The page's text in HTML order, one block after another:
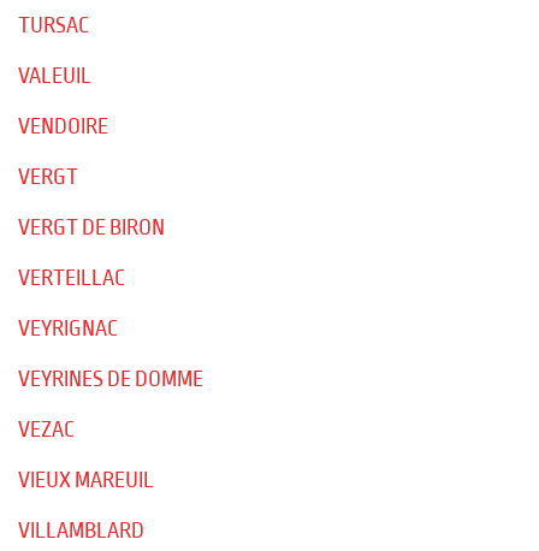
TURSAC
VALEUIL
VENDOIRE
VERGT
VERGT DE BIRON
VERTEILLAC
VEYRIGNAC
VEYRINES DE DOMME
VEZAC
VIEUX MAREUIL
VILLAMBLARD